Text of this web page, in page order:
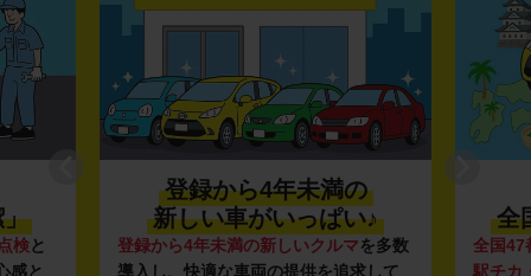
」
検と
感と
登録から4年未満の
新しい車がいっぱい♪
登録から4年未満の新しいクルマを多数
導入し、快適な車両の提供を追求して
全
全国47
駅チカ